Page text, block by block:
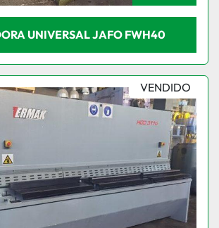
UNIVERSAL JAFO FWH40
VENDIDO